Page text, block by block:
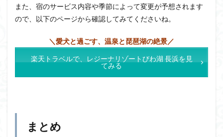
また、宿のサービス内容や季節によって変更が予想されます
ので、以下のページから確認してみてくださいね。
＼愛犬と過ごす、温泉と琵琶湖の絶景／
楽天トラベルで、レジーナリゾートびわ湖 長浜を見
てみる
まとめ